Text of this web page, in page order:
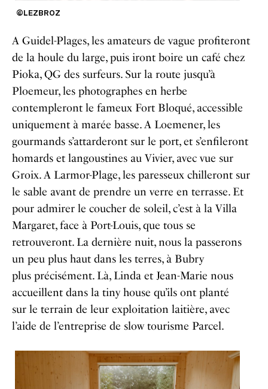
©LEZBROZ
A Guidel-Plages, les amateurs de vague profiteront
de la houle du large, puis iront boire un café chez
Pioka, QG des surfeurs. Sur la route jusqu’à
Ploemeur, les photographes en herbe
contempleront le fameux Fort Bloqué, accessible
uniquement à marée basse. A Loemener, les
gourmands s’attarderont sur le port, et s’enfileront
homards et langoustines au Vivier, avec vue sur
Groix. A Larmor-Plage, les paresseux chilleront sur
le sable avant de prendre un verre en terrasse. Et
pour admirer le coucher de soleil, c’est à la Villa
Margaret, face à Port-Louis, que tous se
retrouveront. La dernière nuit, nous la passerons
un peu plus haut dans les terres, à Bubry
plus précisément. Là, Linda et Jean-Marie nous
accueillent dans la tiny house qu’ils ont planté
sur le terrain de leur exploitation laitière, avec
l’aide de l’entreprise de slow tourisme Parcel.